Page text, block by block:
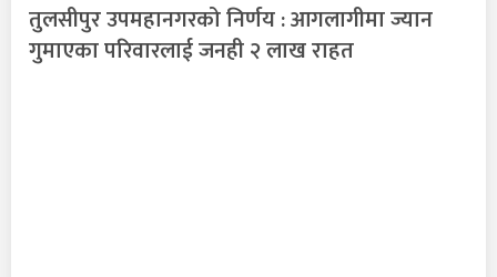
तुलसीपुर उपमहानगरको निर्णय : आगलागीमा ज्यान
गुमाएका परिवारलाई जनही २ लाख राहत